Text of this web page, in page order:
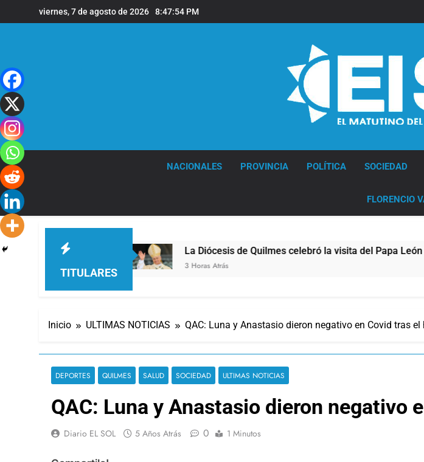
al
viernes, 7 de agosto de 2026 8:47:54 PM
NACIONALES PROVINCIA POLÍTICA SOCIEDAD
FLORENCIO
TITULARES
de Quilmes La Diócesis de Quilmes celebró la visita del Papa León XIV a
3 Horas Atrás
Inicio ULTIMAS NOTICIAS QAC: Luna y Anastasio dieron negativo en Covid tras
DEPORTES QUILMES SALUD SOCIEDAD ULTIMAS NOTICIAS
QAC: Luna y Anastasio dieron negativo
Diario EL SOL 5 Años Atrás 0 1 Minutos